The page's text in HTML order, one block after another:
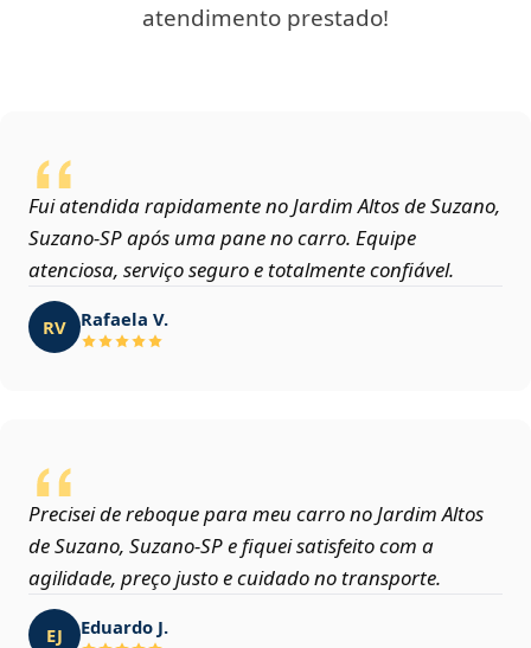
atendimento prestado!
Fui atendida rapidamente no Jardim Altos de Suzano,
Suzano‑SP após uma pane no carro. Equipe
atenciosa, serviço seguro e totalmente confiável.
RV Rafaela V.
Precisei de reboque para meu carro no Jardim Altos
de Suzano, Suzano‑SP e fiquei satisfeito com a
agilidade, preço justo e cuidado no transporte.
EJ Eduardo J.